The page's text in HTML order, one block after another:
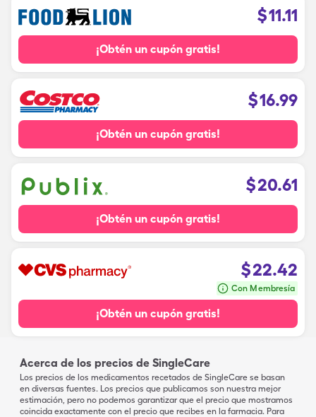
$11.11
¡Obtén un cupón gratis!
$16.99
¡Obtén un cupón gratis!
$20.61
¡Obtén un cupón gratis!
$22.42
Con Membresía
¡Obtén un cupón gratis!
Acerca de los precios de SingleCare
Los precios de los medicamentos recetados de SingleCare se basan
en diversas fuentes. Los precios que publicamos son nuestra mejor
estimación, pero no podemos garantizar que el precio que mostramos
coincida exactamente con el precio que recibes en la farmacia. Para